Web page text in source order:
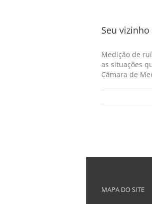
Seu
Medição de
as situações
Câmara de
MAPA DO SITE